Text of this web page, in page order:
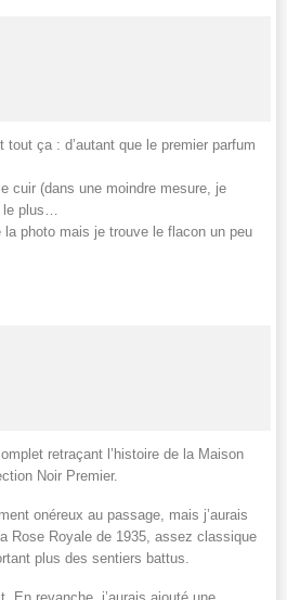
tout ça : d’autant que le premier parfum
cuir (dans une moindre mesure, je
plus…
photo mais je trouve le flacon un peu
retraçant l’histoire de la Maison
Noir Premier.
onéreux au passage, mais j’aurais
Rose Royale de 1935, assez classique
plus des sentiers battus.